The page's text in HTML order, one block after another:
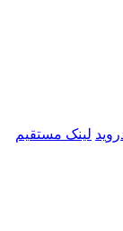
لینک مستقیم